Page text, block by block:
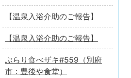
【温泉入浴介助のご報告】
【温泉入浴介助のご報告】
ぶらり食べザキ#559（別府
市：豊後や食堂）